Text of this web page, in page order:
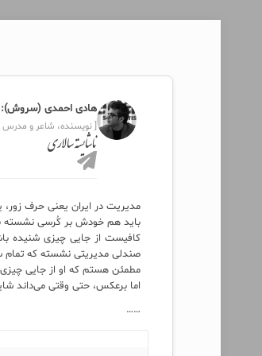
هادی احمدی (سروش):
[ نویسنده، شاعر و مدرس ITIL ]
ناشایسته سالاری
مدیریت در ایران یعنی حرف
باید هم خودش بر کُرسی
کافیست از جایی چیزی شنیده
صندلی مدیریتی نشسته که تمام
مطمئن هستم که او از جایی چیزی
اما برعکس، حتی وقتی می‌داند
……